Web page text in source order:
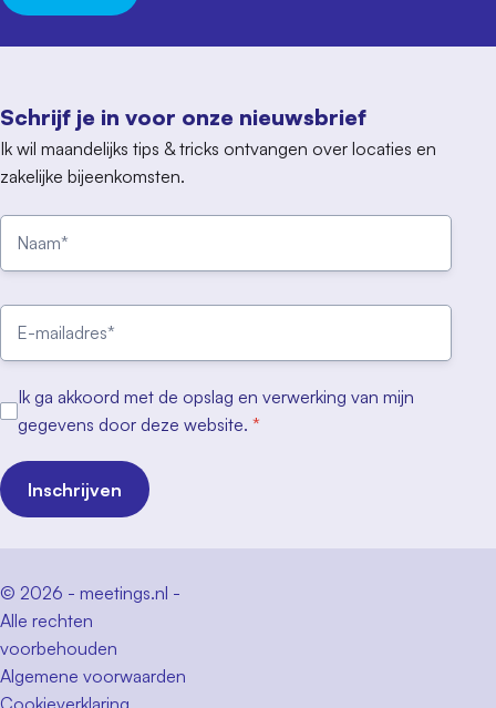
Schrijf je in voor onze nieuwsbrief
Ik wil maandelijks tips & tricks ontvangen over locaties en
zakelijke bijeenkomsten.
Ik ga akkoord met de opslag en verwerking van mijn
gegevens door deze website. *
Inschrijven
© 2026 - meetings.nl -
Alle rechten
voorbehouden
Algemene voorwaarden
Cookieverklaring